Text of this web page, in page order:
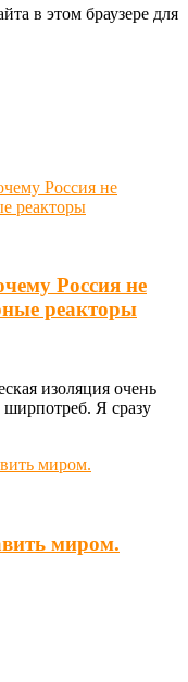
в этом браузере для
Россия не
реакторы
изоляция очень
Я сразу
миром.